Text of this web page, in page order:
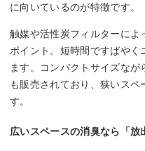
に向いているのが特徴です。
触媒や活性炭フィルターによ
ポイント。短時間ですばやく
ます。コンパクトサイズな
も販売されており、狭いス
す。
広いスペースの消臭なら「放